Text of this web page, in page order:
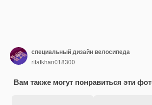
специальный дизайн велосипеда
rifatkhan018300
Вам также могут понравиться эти